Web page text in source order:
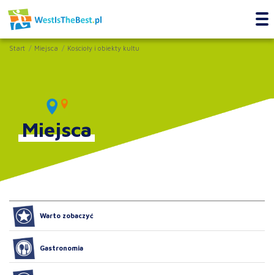
Start Miejsca Kościoły i obiekty kultu
Miejsca
Warto zobaczyć
Gastronomia